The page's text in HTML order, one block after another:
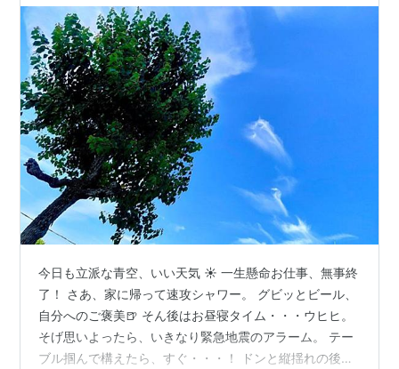
今日も立派な青空、いい天気 ☀ 一生懸命お仕事、無事終
了！ さあ、家に帰って速攻シャワー。 グビッとビール、
自分へのご褒美🍺 そん後はお昼寝タイム・・・ウヒヒ。
そげ思いよったら、いきなり緊急地震のアラーム。 テー
ブル掴んで構えたら、すぐ・・・！ ドンと縦揺れの後、